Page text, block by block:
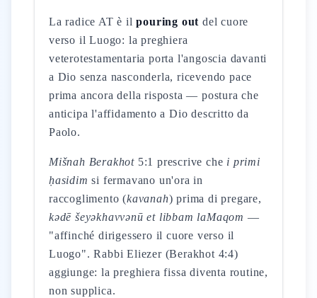
La radice AT è ilpouring out del cuore
verso il Luogo: la preghiera
veterotestamentaria porta l'angoscia davanti
a Dio senza nasconderla, ricevendo pace
prima ancora della risposta — postura che
anticipa l'affidamento a Dio descritto da
Paolo.
Mišnah Berakhot 5:1 prescrive che i primi
ḥasidim si fermavano un'ora in
raccoglimento (kavanah) prima di pregare,
kədē šeyəkhavvənū et libbam laMaqom —
"affinché dirigessero il cuore verso il
Luogo". Rabbi Eliezer (Berakhot 4:4)
aggiunge: la preghiera fissa diventa routine,
non supplica.